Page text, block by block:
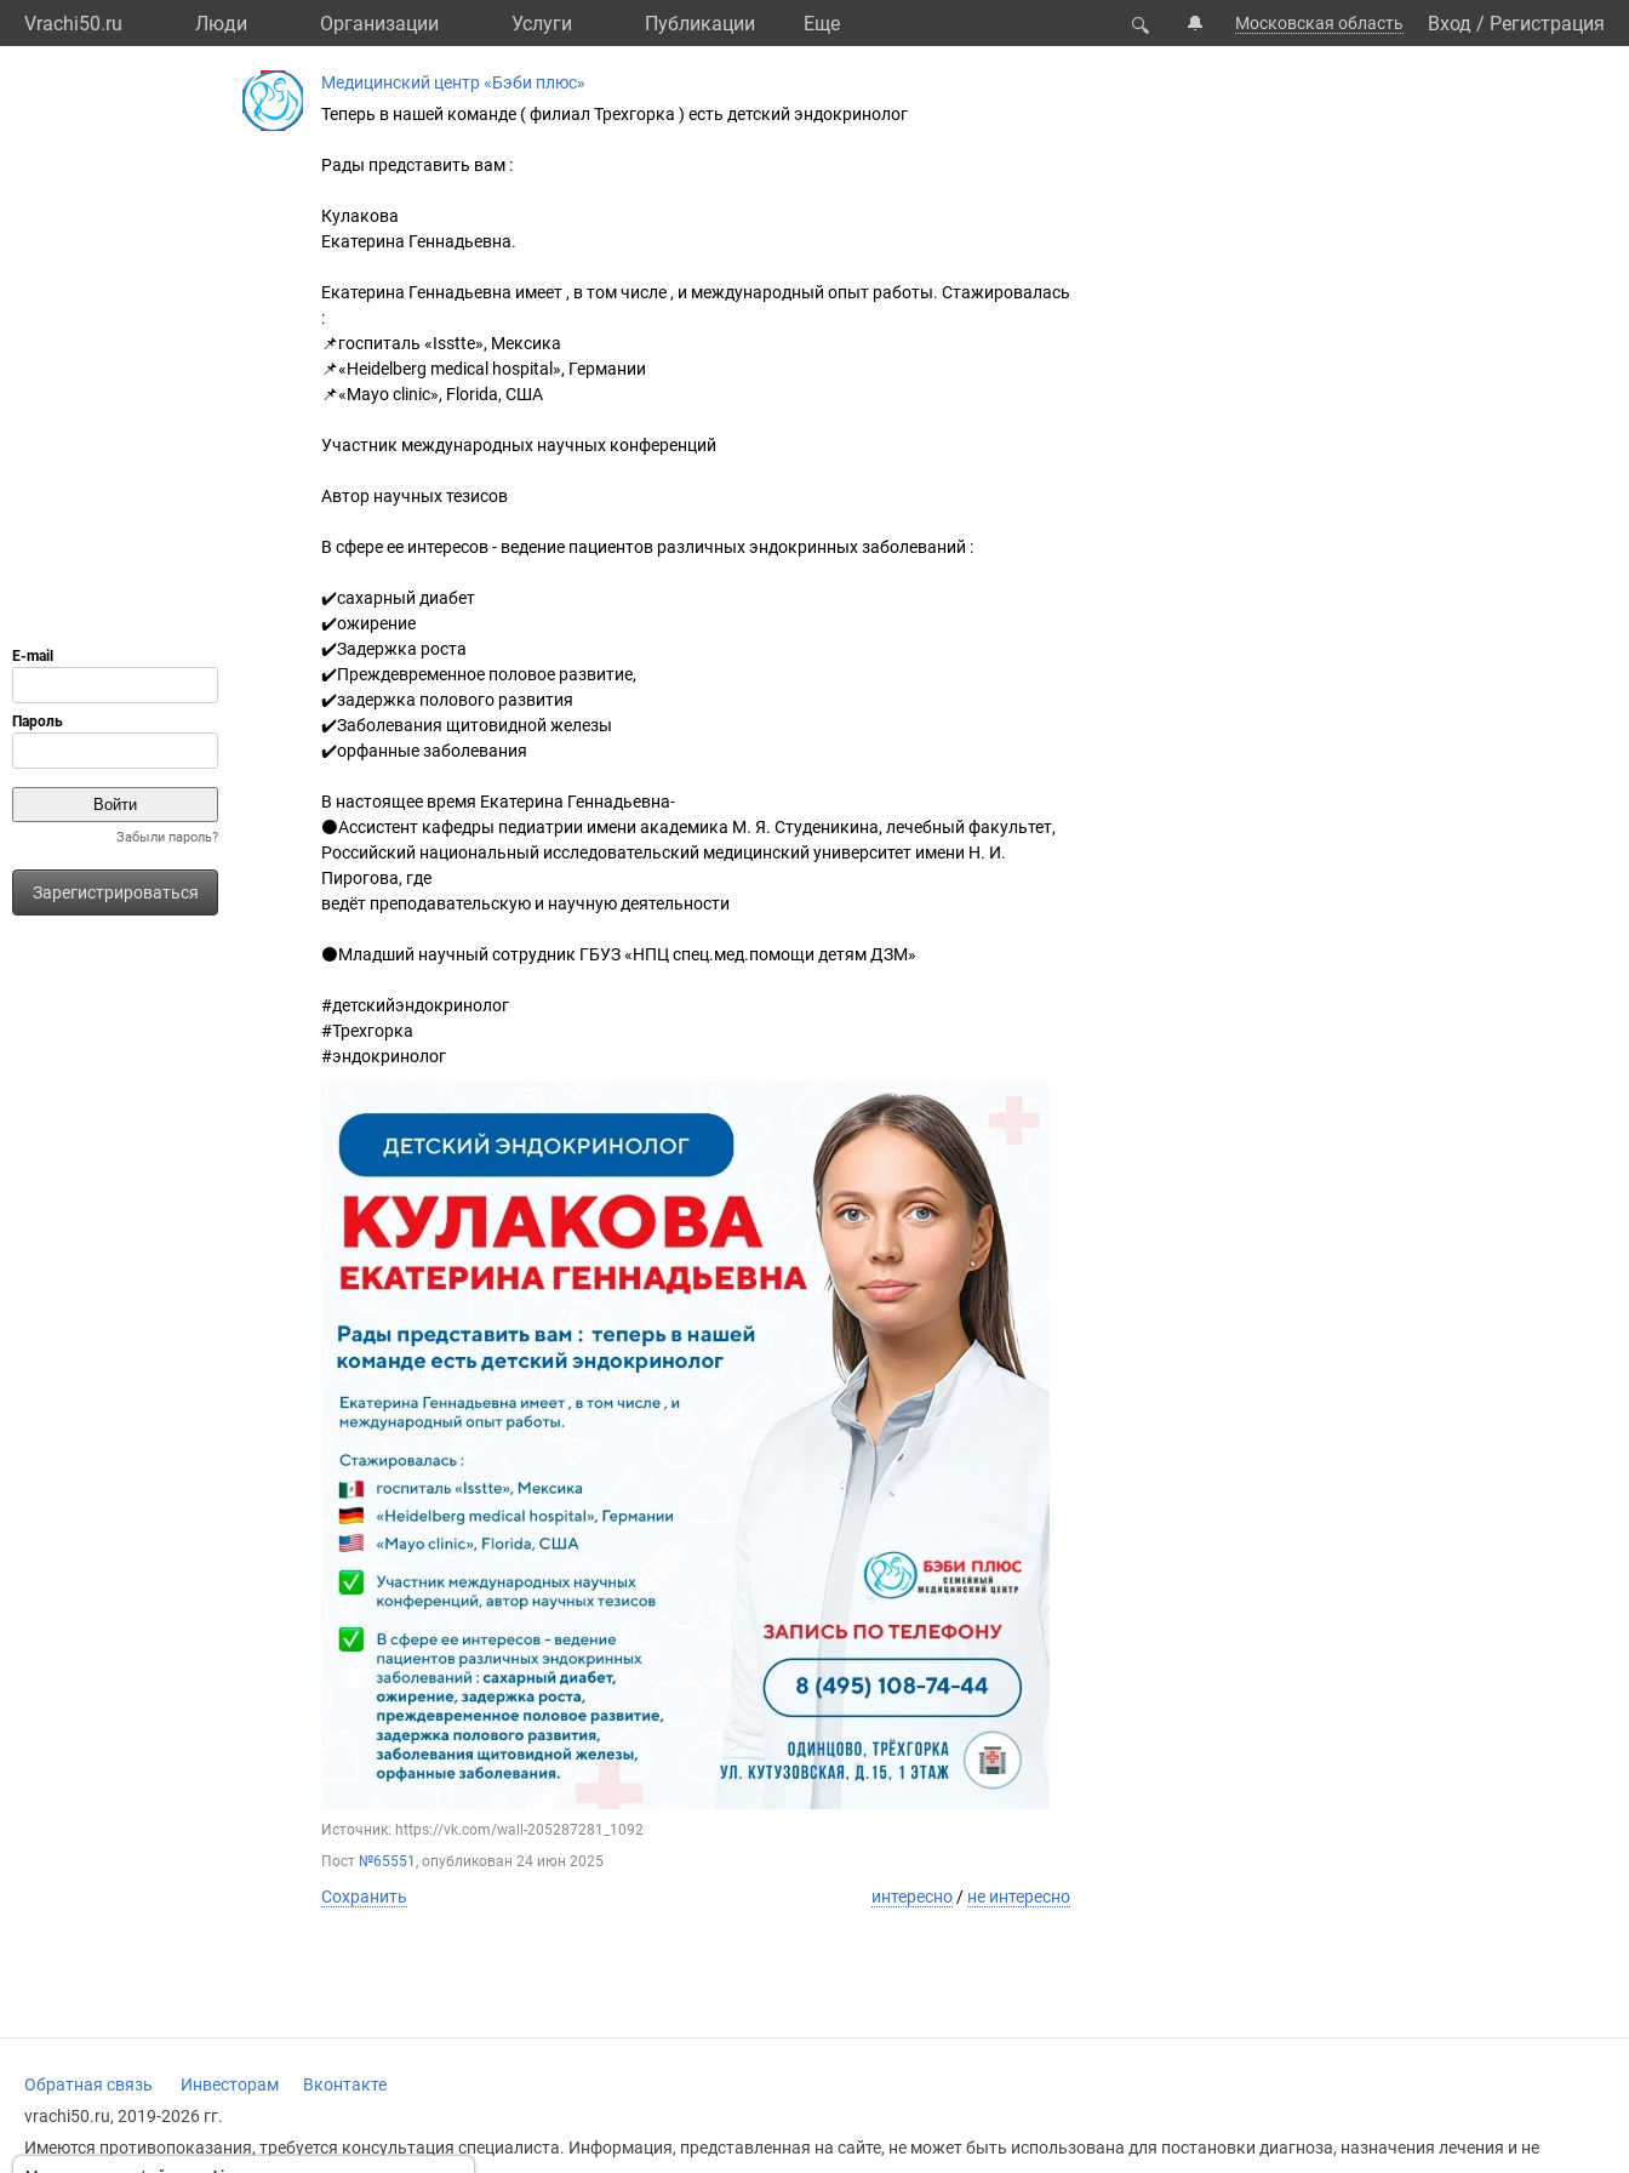
Vrachi50.ru Люди Организации Услуги Публикации Eще 🔍 🔔 Московская область Вход / Регистрация
Забыли пароль?
Зарегистрироваться
Медицинский центр «Бэби плюс»
Теперь в нашей команде ( филиал Трехгорка ) есть детский эндокринолог
Рады представить вам :
Кулакова
Екатерина Геннадьевна.
Екатерина Геннадьевна имеет , в том числе , и международный опыт работы. Стажировалась
:
📌госпиталь «Isstte», Мексика
📌«Heidelberg medical hospital», Германии
📌«Mayo clinic», Florida, США
Участник международных научных конференций
Автор научных тезисов
В сфере ее интересов - ведение пациентов различных эндокринных заболеваний :
✔️сахарный диабет
✔️ожирение
✔️Задержка роста
✔️Преждевременное половое развитие,
✔️задержка полового развития
✔️Заболевания щитовидной железы
✔️орфанные заболевания
В настоящее время Екатерина Геннадьевна-
⚫️Ассистент кафедры педиатрии имени академика М. Я. Студеникина, лечебный факультет,
Российский национальный исследовательский медицинский университет имени Н. И.
Пирогова, где
ведёт преподавательскую и научную деятельности
⚫️Младший научный сотрудник ГБУЗ «НПЦ спец.мед.помощи детям ДЗМ»
#детскийэндокринолог
#Трехгорка
#эндокринолог
Источник: https://vk.com/wall-205287281_1092
Пост №65551 , опубликован 24 июн 2025
Сохранить интересно / не интересно
Обратная связь Инвесторам
Вконтакте
vrachi50.ru, 2019-2026 гг.
Имеются противопоказания, требуется консультация специалиста. Информация, представленная на сайте, не может быть использована для постановки диагноза, назначения лечения и не
заменяет прием врача.